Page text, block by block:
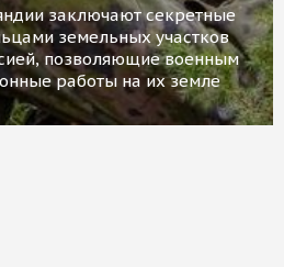
заключают секретные
земельных участков
позволяющие военным
работы на их земле